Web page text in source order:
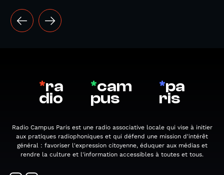
*ra
dio
*cam
pus
*pa
ris
Radio Campus Paris est une radio associative locale qui vise à initier
aux pratiques radiophoniques et qui défend une mission d'intérêt
général : favoriser l'expression citoyenne, éduquer aux médias et
rendre la culture et l'information accessibles à toutes et tous.